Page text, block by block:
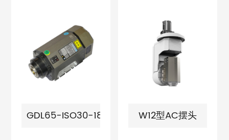
GDL65-ISO30-18Z/9 W12型AC摆头